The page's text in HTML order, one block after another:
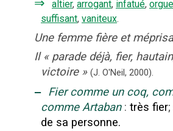
⇒ altier, arrogant, infatué,
suffisant, vaniteux.
Une femme fière et
Il « parade déjà, fier,
victoire » (J. O'Neil, 2000).
‒ Fier comme un coq,
comme Artaban : très fier;
de sa personne.